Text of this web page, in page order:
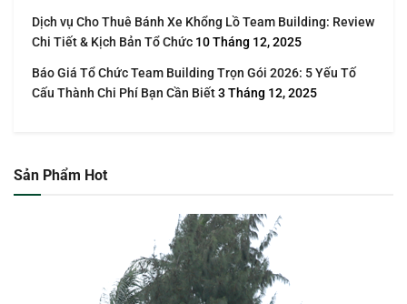
Dịch vụ Cho Thuê Bánh Xe Khổng Lồ Team Building: Review
Chi Tiết & Kịch Bản Tổ Chức 10 Tháng 12, 2025
Báo Giá Tổ Chức Team Building Trọn Gói 2026: 5 Yếu Tố
Cấu Thành Chi Phí Bạn Cần Biết3 Tháng 12, 2025
Sản Phẩm Hot